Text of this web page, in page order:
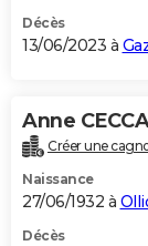
Décès
13/06/2023 à
Anne
Créer une
Naissance
27/06/1932 à
Décès